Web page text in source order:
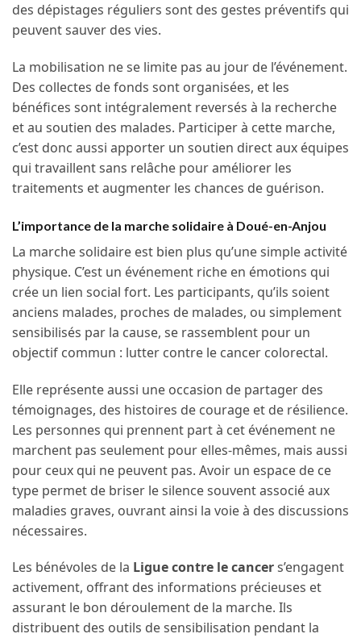
des dépistages réguliers sont des gestes préventifs qui
peuvent sauver des vies.
La mobilisation ne se limite pas au jour de l’événement.
Des collectes de fonds sont organisées, et les
bénéfices sont intégralement reversés à la recherche
et au soutien des malades. Participer à cette marche,
c’est donc aussi apporter un soutien direct aux équipes
qui travaillent sans relâche pour améliorer les
traitements et augmenter les chances de guérison.
L’importance de la marche solidaire à Doué-en-Anjou
La marche solidaire est bien plus qu’une simple activité
physique. C’est un événement riche en émotions qui
crée un lien social fort. Les participants, qu’ils soient
anciens malades, proches de malades, ou simplement
sensibilisés par la cause, se rassemblent pour un
objectif commun : lutter contre le cancer colorectal.
Elle représente aussi une occasion de partager des
témoignages, des histoires de courage et de résilience.
Les personnes qui prennent part à cet événement ne
marchent pas seulement pour elles-mêmes, mais aussi
pour ceux qui ne peuvent pas. Avoir un espace de ce
type permet de briser le silence souvent associé aux
maladies graves, ouvrant ainsi la voie à des discussions
nécessaires.
Les bénévoles de la Ligue contre le cancers’engagent
activement, offrant des informations précieuses et
assurant le bon déroulement de la marche. Ils
distribuent des outils de sensibilisation pendant la